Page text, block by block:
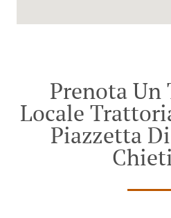
Prenota Un
Locale
Piazzetta